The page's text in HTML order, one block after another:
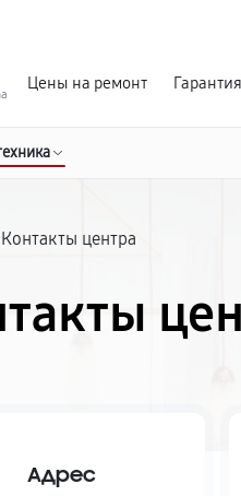
Цены на ремонт Гарантия
Контакты центра
Адрес